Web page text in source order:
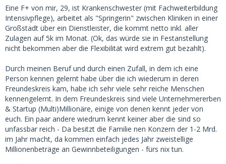
Es macht keinen Sinn, auf der finanziellen Seite zu
konkurrieren. Du solltest überhaupt keine SB wollen, die
dich nur deshalb will, weil du ihr am meisten bietest -- das
ist im Grunde dasselbe wie (normale) Prostitution. Für eine
gute Erfahrung ist das Wichtigste, dass sie dich irgendwie
Um deine Frage zu beantworten: ich biete höchstens 400
EUR pro Treffen und das ist normalerweise ausreichend.
Eine F+ von mir, 29, ist Krankenschwester (mit Fachweiterbildung
Intensivpflege), arbeitet als "Springerin" zwischen Kliniken in einer
Großstadt über ein Dienstleister, die kommt netto inkl. aller
Zulagen auf 5k im Monat. (Ok, das würde sie in Festanstellung
nicht bekommen aber die Flexibilität wird extrem gut bezahlt).
Durch meinen Beruf und durch einen Zufall, in dem ich eine
Person kennen gelernt habe über die ich wiederum in deren
Freundeskreis kam, habe ich sehr viele sehr reiche Menschen
kennengelernt. In dem Freundeskreis sind viele Unternehmererben
& Startup (Multi)Millionäre, einige von denen kennt jeder von
euch. Ein paar andere wiedrum kennt keiner aber die sind so
unfassbar reich - Da besitzt die Familie nen Konzern der 1-2 Mrd.
im Jahr macht, da kommen einfach jedes Jahr zweistellige
Millionenbeträge an Gewinnbeteiligungen - fürs nix tun.